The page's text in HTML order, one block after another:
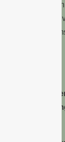
einen
leisten konnte,
sogar die
Maas konnte
(Foto: